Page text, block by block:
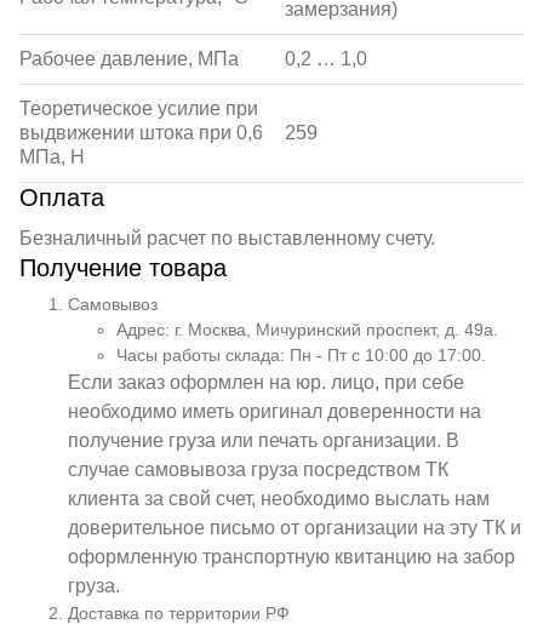
замерзания)
Рабочее давление, МПа 0,2 … 1,0
Теоретическое усилие при
выдвижении штока при 0,6
МПа, Н
259
Оплата
Безналичный расчет по выставленному счету.
Получение товара
Самовывоз
Адрес: г. Москва, Мичуринский проспект, д. 49а.
Часы работы склада: Пн - Пт с 10:00 до 17:00.
Если заказ оформлен на юр. лицо, при себе
необходимо иметь оригинал доверенности на
получение груза или печать организации. В
случае самовывоза груза посредством ТК
клиента за свой счет, необходимо выслать нам
доверительное письмо от организации на эту ТК и
оформленную транспортную квитанцию на забор
груза.
Доставка по территории РФ